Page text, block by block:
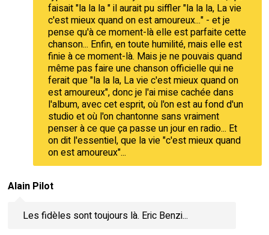
faisait "la la la " il aurait pu siffler "la la la, La vie
c'est mieux quand on est amoureux..." - et je
pense qu'à ce moment-là elle est parfaite cette
chanson... Enfin, en toute humilité, mais elle est
finie à ce moment-là. Mais je ne pouvais quand
même pas faire une chanson officielle qui ne
ferait que "la la la, La vie c'est mieux quand on
est amoureux", donc je l'ai mise cachée dans
l'album, avec cet esprit, où l'on est au fond d'un
studio et où l'on chantonne sans vraiment
penser à ce que ça passe un jour en radio... Et
on dit l'essentiel, que la vie "c'est mieux quand
on est amoureux"...
Alain Pilot
Les fidèles sont toujours là. Eric Benzi...